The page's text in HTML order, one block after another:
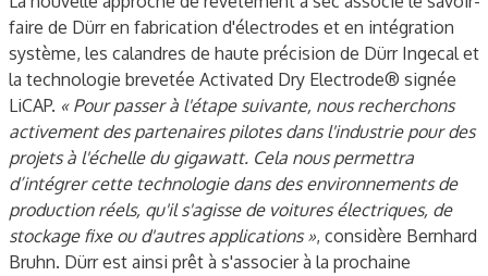
faire de Dürr en fabrication d'électrodes et en intégration
système, les calandres de haute précision de Dürr Ingecal et
la technologie brevetée Activated Dry Electrode® signée
LiCAP. « Pour passer à l'étape suivante, nous recherchons
activement des partenaires pilotes dans l'industrie pour des
projets à l'échelle du gigawatt. Cela nous permettra
d’intégrer cette technologie dans des environnements de
production réels, qu'il s'agisse de voitures électriques, de
stockage fixe ou d'autres applications », considère Bernhard
Bruhn. Dürr est ainsi prêt à s'associer à la prochaine